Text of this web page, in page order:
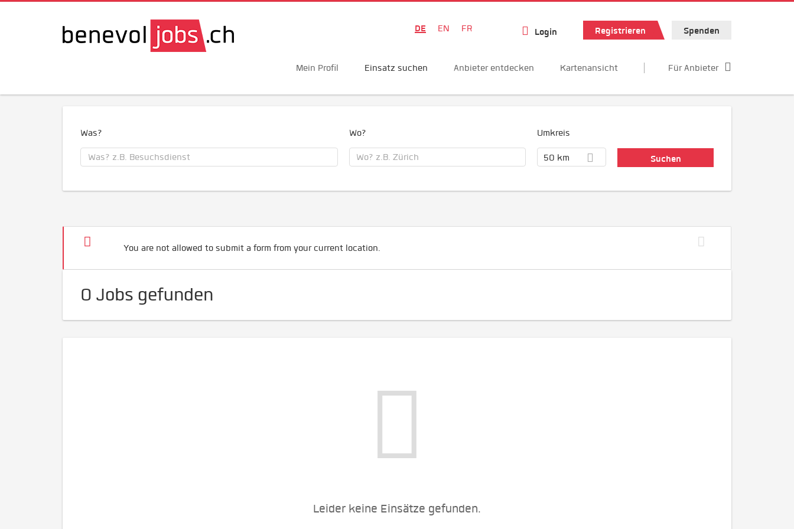
DE EN FR Login Registrieren Spenden
Mein Profil Einsatz suchen Anbieter entdecken Kartenansicht Für Anbieter
Was? Wo? Umkreis
50 km
You are not allowed to submit a form from your current location.
0 Jobs gefunden
Leider keine Einsätze gefunden.